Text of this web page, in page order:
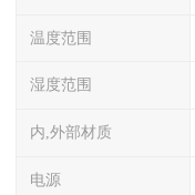
温度范围
湿度范围
内,外部材质
电源